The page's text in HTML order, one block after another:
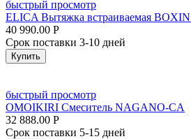
быстрый просмотр
ELICA Вытяжка встраиваемая
40 990.00 Р
Срок поставки 3-10 дней
Купить
быстрый просмотр
OMOIKIRI Смеситель NAGANO-CA
32 888.00 Р
Срок поставки 5-15 дней